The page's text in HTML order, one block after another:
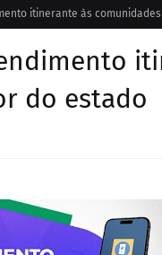
itinerante às
do estado